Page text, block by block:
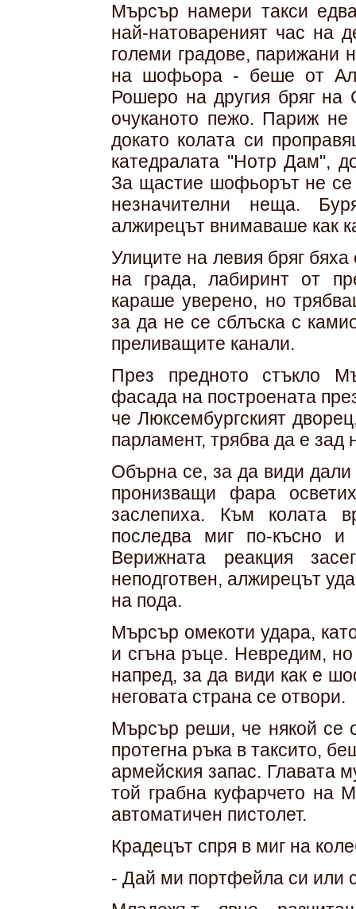
Мърсър намери такси
най-натовареният час на
големи градове, парижани
на шофьора - беше от
Рошеро на другия бряг на
очуканото пежо. Париж не
докато колата си
катедралата "Нотр Дам",
За щастие шофьорът не се
незначителни неща.
алжирецът внимаваше как
Улиците на левия бряг
на града, лабиринт от
караше уверено, но
за да не се сблъска с
преливащите канали.
През предното стъкло
фасада на построената
че Люксембургският
парламент, трябва да е зад
Обърна се, за да види дали
пронизващи фара
заслепиха. Към колата
последва миг по-късно и
Верижната реакция
неподготвен, алжирецът
на пода.
Мърсър омекоти удара,
и сгъна ръце. Невредим,
напред, за да види как е
неговата страна се отвори.
Мърсър реши, че някой се
протегна ръка в таксито,
армейския запас. Главата
той грабна куфарчето на
автоматичен пистолет.
Крадецът спря в миг на
- Дай ми портфейла си или